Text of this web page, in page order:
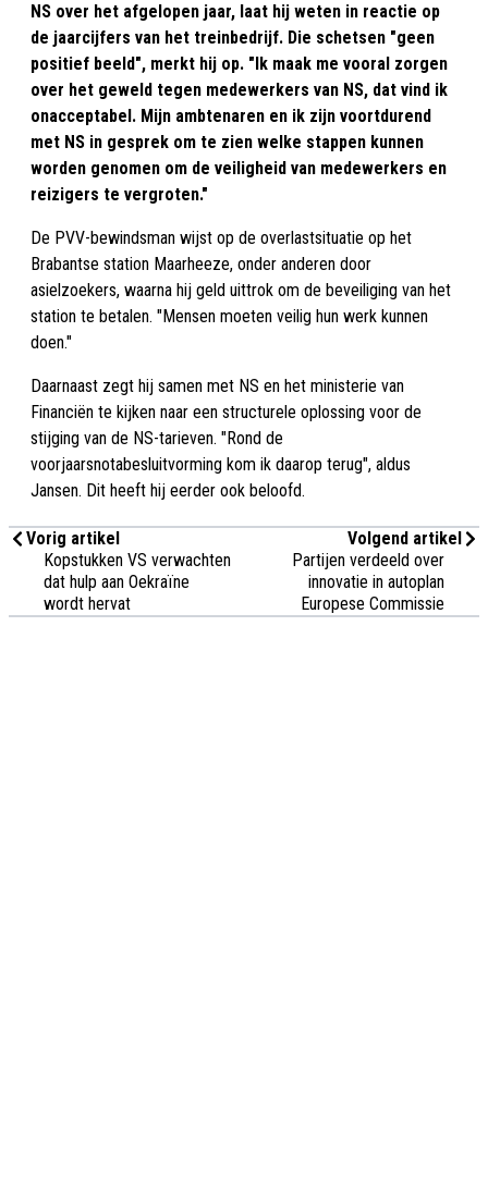
NS over het afgelopen jaar, laat hij weten in reactie op
de jaarcijfers van het treinbedrijf. Die schetsen "geen
positief beeld", merkt hij op. "Ik maak me vooral zorgen
over het geweld tegen medewerkers van NS, dat vind ik
onacceptabel. Mijn ambtenaren en ik zijn voortdurend
met NS in gesprek om te zien welke stappen kunnen
worden genomen om de veiligheid van medewerkers en
reizigers te vergroten."
De PVV-bewindsman wijst op de overlastsituatie op het
Brabantse station Maarheeze, onder anderen door
asielzoekers, waarna hij geld uittrok om de beveiliging van het
station te betalen. "Mensen moeten veilig hun werk kunnen
doen."
Daarnaast zegt hij samen met NS en het ministerie van
Financiën te kijken naar een structurele oplossing voor de
stijging van de NS-tarieven. "Rond de
voorjaarsnotabesluitvorming kom ik daarop terug", aldus
Jansen. Dit heeft hij eerder ook beloofd.
Vorig artikel
Kopstukken VS verwachten
dat hulp aan Oekraïne
wordt hervat
Volgend artikel
Partijen verdeeld over
innovatie in autoplan
Europese Commissie